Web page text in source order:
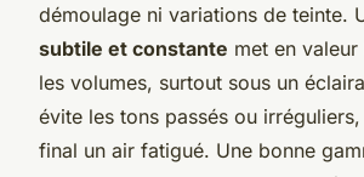
démoulage ni variations de teinte.
subtile et constante met en
les volumes, surtout sous un
évite les tons passés ou
final un air fatigué. Une bonne